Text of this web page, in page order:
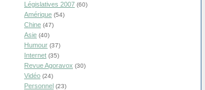
Législatives 2007 (60)
Amérique (54)
Chine (47)
Asie (40)
Humour (37)
Internet (35)
Revue Agoravox (30)
Vidéo (24)
Personnel (23)